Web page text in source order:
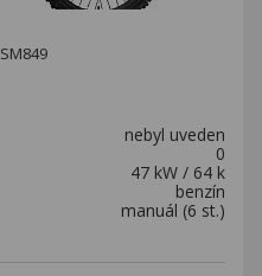
SM849
nebyl uveden
0
47 kW / 64 k
benzín
manuál (6 st.)